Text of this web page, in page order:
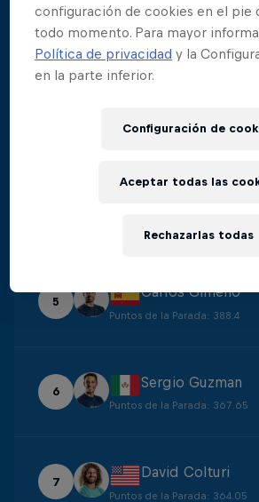
2
Constantin
Puntos de la Parada :422.3
5
Carlos Gimeno
Puntos de la Parada: 388.4
6
Sergio Guzman
Puntos de la Parada: 367.65
7
David Colturi
Puntos de la Parada: 364.05
configuración de cookies en el pie
todo momento. Para mayor
Política de privacidad y la
en la parte inferior.
Configuración de
Rechazarlas todas
Aceptar todas las